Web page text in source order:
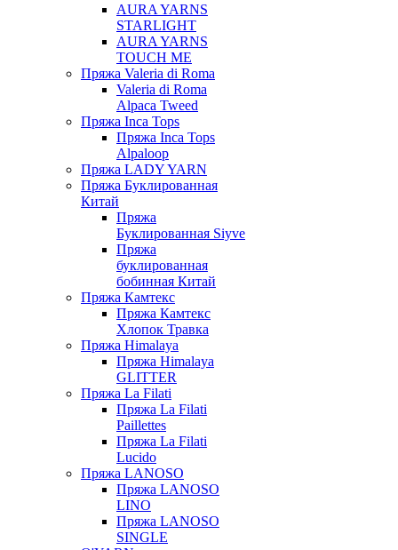
AURA YARNS
STARLIGHT
AURA YARNS
TOUCH ME
Пряжа Valeria di Roma
Valeria di Roma
Alpaca Tweed
Пряжа Inca Tops
Пряжа Inca Tops
Alpaloop
Пряжа LADY YARN
Пряжа Буклированная
Китай
Пряжа
Буклированная Siyve
Пряжа
буклированная
бобинная Китай
Пряжа Камтекс
Пряжа Камтекс
Хлопок Травка
Пряжа Himalaya
Пряжа Himalaya
GLITTER
Пряжа La Filati
Пряжа La Filati
Paillettes
Пряжа La Filati
Lucido
Пряжа LANOSO
Пряжа LANOSO
LINO
Пряжа LANOSO
SINGLE